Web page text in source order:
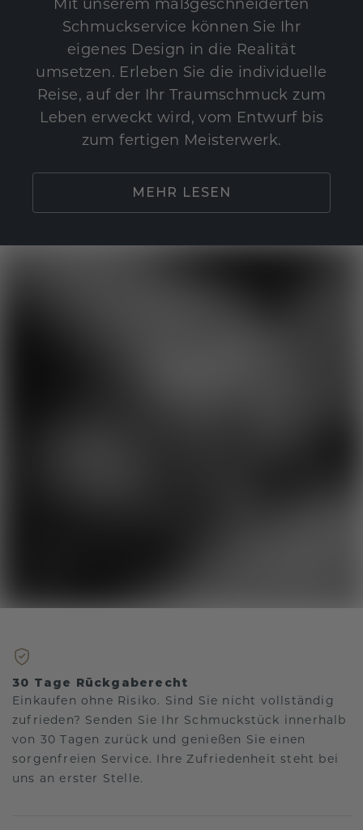
Mit unserem maßgeschneiderten
Schmuckservice können Sie Ihr
eigenes Design in die Realität
umsetzen. Erleben Sie die individuelle
Reise, auf der Ihr Traumschmuck zum
Leben erweckt wird, vom Entwurf bis
zum fertigen Meisterwerk.
MEHR LESEN
30 Tage Rückgaberecht
Einkaufen ohne Risiko. Sind Sie nicht vollständig
zufrieden? Senden Sie Ihr Schmuckstück innerhalb
von 30 Tagen zurück und genießen Sie einen
sorgenfreien Service. Ihre Zufriedenheit steht bei
uns an erster Stelle.